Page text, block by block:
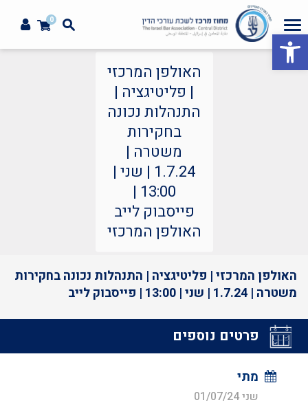
פתח סרגל נגישות
0
האולפן המרכזי
| פליטיגציה |
התנהלות נכונה
בחקירות
משטרה |
1.7.24 | שני |
13:00 |
פייסבוק לייב
האולפן המרכזי
האולפן המרכזי | פליטיגציה | התנהלות נכונה בחקירות
משטרה | 1.7.24 | שני | 13:00 | פייסבוק לייב
פרטים נוספים
מתי
שני 01/07/24